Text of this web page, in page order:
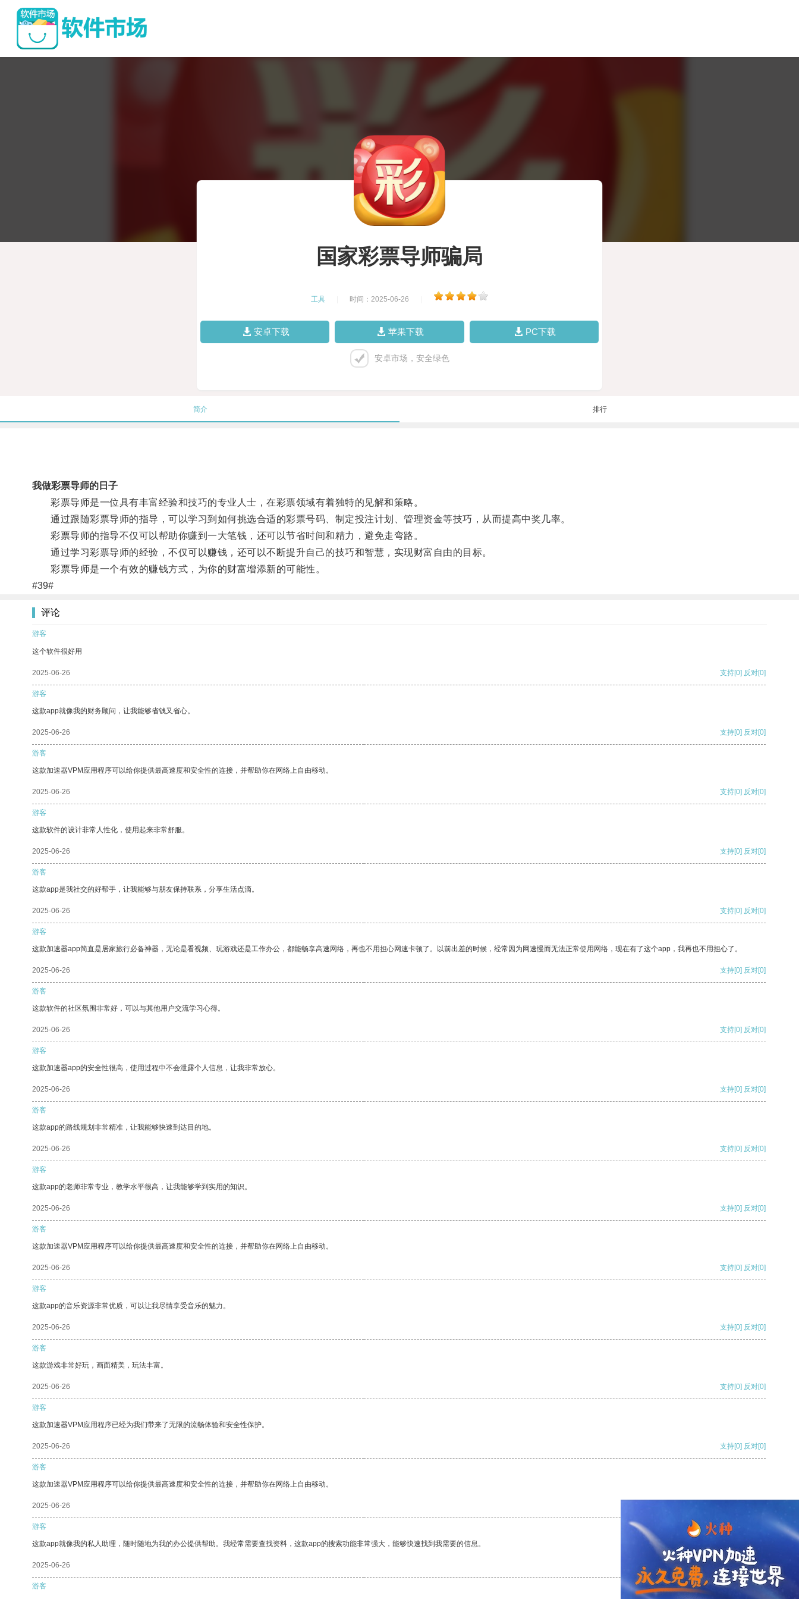
国家彩票导师骗局
工具 时间：2025-06-26
安卓下载 苹果下载 PC下载
安卓市场，安全绿色
简介 排行
我做彩票导师的日子
彩票导师是一位具有丰富经验和技巧的专业人士，在彩票领域有着独特的见解和策略。
通过跟随彩票导师的指导，可以学习到如何挑选合适的彩票号码、制定投注计划、管理资金等技巧，从而提高中奖几率。
彩票导师的指导不仅可以帮助你赚到一大笔钱，还可以节省时间和精力，避免走弯路。
通过学习彩票导师的经验，不仅可以赚钱，还可以不断提升自己的技巧和智慧，实现财富自由的目标。
彩票导师是一个有效的赚钱方式，为你的财富增添新的可能性。
#39#
评论
游客
这个软件很好用
2025-06-26 支持[0] 反对[0]
游客
这款app就像我的财务顾问，让我能够省钱又省心。
2025-06-26 支持[0] 反对[0]
游客
这款加速器VPM应用程序可以给你提供最高速度和安全性的连接，并帮助你在网络上自由移动。
2025-06-26 支持[0] 反对[0]
游客
这款软件的设计非常人性化，使用起来非常舒服。
2025-06-26 支持[0] 反对[0]
游客
这款app是我社交的好帮手，让我能够与朋友保持联系，分享生活点滴。
2025-06-26 支持[0] 反对[0]
游客
这款加速器app简直是居家旅行必备神器，无论是看视频、玩游戏还是工作办公，都能畅享高速网络，再也不用担心网速卡顿了。以前出差的时候，经常因为网速慢而无法正常使用网络，现在有了这个app，我再也不用担心了。
2025-06-26 支持[0] 反对[0]
游客
这款软件的社区氛围非常好，可以与其他用户交流学习心得。
2025-06-26 支持[0] 反对[0]
游客
这款加速器app的安全性很高，使用过程中不会泄露个人信息，让我非常放心。
2025-06-26 支持[0] 反对[0]
游客
这款app的路线规划非常精准，让我能够快速到达目的地。
2025-06-26 支持[0] 反对[0]
游客
这款app的老师非常专业，教学水平很高，让我能够学到实用的知识。
2025-06-26 支持[0] 反对[0]
游客
这款加速器VPM应用程序可以给你提供最高速度和安全性的连接，并帮助你在网络上自由移动。
2025-06-26 支持[0] 反对[0]
游客
这款app的音乐资源非常优质，可以让我尽情享受音乐的魅力。
2025-06-26 支持[0] 反对[0]
游客
这款游戏非常好玩，画面精美，玩法丰富。
2025-06-26 支持[0] 反对[0]
游客
这款加速器VPM应用程序已经为我们带来了无限的流畅体验和安全性保护。
2025-06-26 支持[0] 反对[0]
游客
这款加速器VPM应用程序可以给你提供最高速度和安全性的连接，并帮助你在网络上自由移动。
2025-06-26
游客
这款app就像我的私人助理，随时随地为我的办公提供帮助。我经常需要查找资料，这款app的搜索功能非常强大，能够快速找到我需要的信息。
2025-06-26 支持 [0] 反对 [0]
游客